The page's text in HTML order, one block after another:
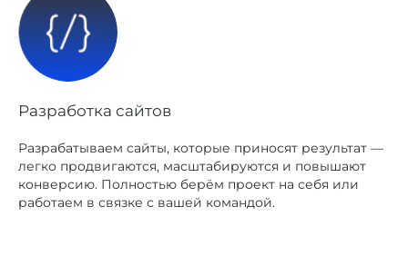
Разработка сайтов
Разрабатываем сайты, которые приносят результат —
легко продвигаются, масштабируются и повышают
конверсию. Полностью берём проект на себя или
работаем в связке с вашей командой.